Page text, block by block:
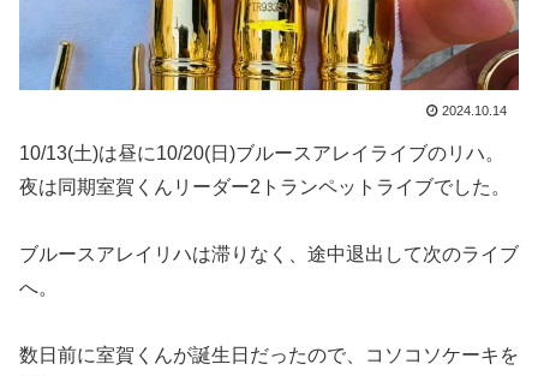
2024.10.14
10/13(土)は昼に10/20(日)ブルースアレイライブのリハ。
夜は同期室賀くんリーダー2トランペットライブでした。
ブルースアレイリハは滞りなく、途中退出して次のライブ
へ。
数日前に室賀くんが誕生日だったので、コソコソケーキを